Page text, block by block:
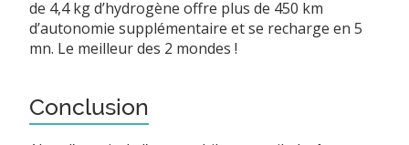
de 4,4 kg d’hydrogène offre plus de 450 km
d’autonomie supplémentaire et se recharge en 5
mn. Le meilleur des 2 mondes !
Conclusion